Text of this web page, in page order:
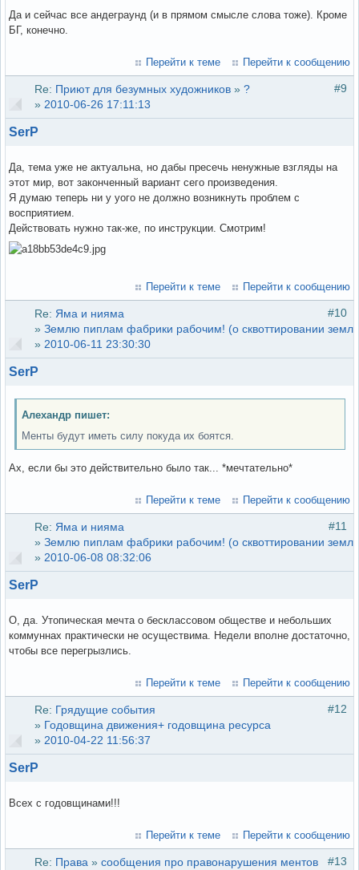
Да и сейчас все андеграунд (и в прямом смысле слова тоже). Кроме
БГ, конечно.
Перейти к теме Перейти к сообщению
#9
Re: Приют для безумных художников » ?
» 2010-06-26 17:11:13
SerP
Да, тема уже не актуальна, но дабы пресечь ненужные взгляды на
этот мир, вот законченный вариант сего произведения.
Я думаю теперь ни у уого не должно возникнуть проблем с
восприятием.
Действовать нужно так-же, по инструкции. Смотрим!
Перейти к теме Перейти к сообщению
#10
Re: Яма и нияма
» Землю пиплам фабрики рабочим! (о сквоттировании
» 2010-06-11 23:30:30
SerP
Алехандр пишет:
Менты будут иметь силу покуда их боятся.
Ах, если бы это действительно было так... *мечтательно*
Перейти к теме Перейти к сообщению
#11
Re: Яма и нияма
» Землю пиплам фабрики рабочим! (о сквоттировании
» 2010-06-08 08:32:06
SerP
О, да. Утопическая мечта о бесклассовом обществе и небольших
коммуннах практически не осуществима. Недели вполне достаточно,
чтобы все перегрызлись.
Перейти к теме Перейти к сообщению
#12
Re: Грядущие события
» Годовщина движения+ годовщина ресурса
» 2010-04-22 11:56:37
SerP
Всех с годовщинами!!!
Перейти к теме Перейти к сообщению
#13
Re: Права » сообщения про правонарушения ментов